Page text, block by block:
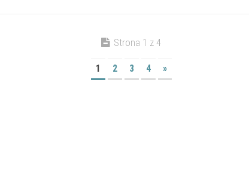
Strona 1 z 4
1 2 3 4 »